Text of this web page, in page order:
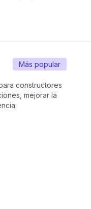
Más popular
constructores
mejorar la